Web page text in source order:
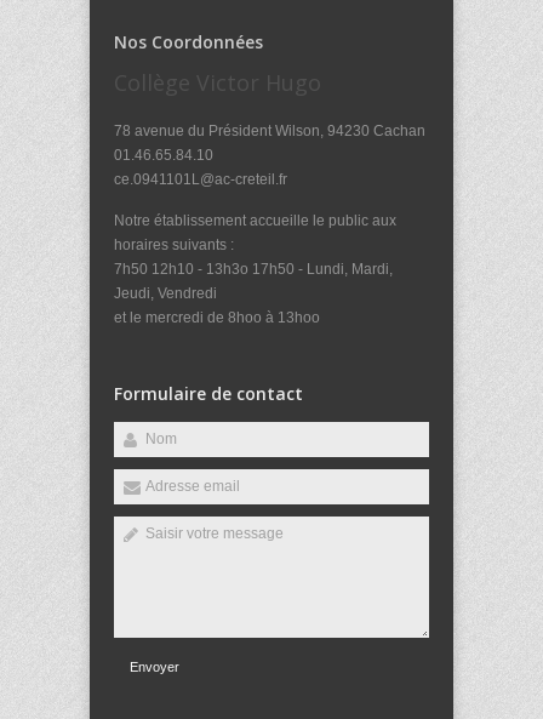
Nos Coordonnées
Collège Victor Hugo
78 avenue du Président Wilson, 94230 Cachan
01.46.65.84.10
ce.0941101L@ac-creteil.fr
Notre établissement accueille le public aux
horaires suivants :
7h50 12h10 - 13h3o 17h50 - Lundi, Mardi,
Jeudi, Vendredi
et le mercredi de 8hoo à 13hoo
Formulaire de contact
Envoyer